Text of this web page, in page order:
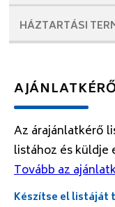
HÁZTARTÁSI
Az árajánlatkérő
listához és küldje
Tovább az
Készítse el listáját